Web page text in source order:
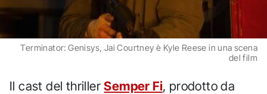
Terminator: Genisys, Jai Courtney è Kyle Reese in una scena
del film
Il cast del thrillerSemper Fi, prodotto da